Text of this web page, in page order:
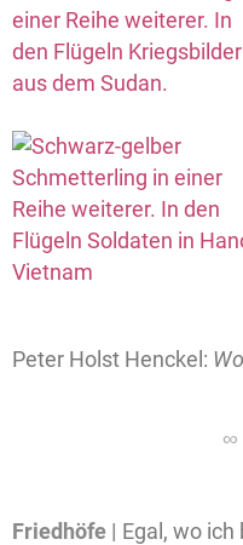
Peter Holst Henckel:
Friedhöfe | Egal, wo